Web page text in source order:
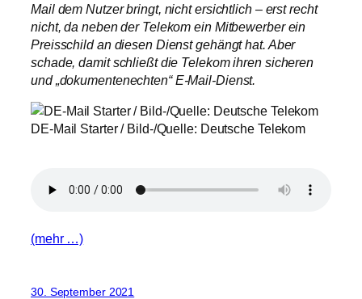
Mail dem Nutzer bringt, nicht ersichtlich – erst recht
nicht, da neben der Telekom ein Mitbewerber ein
Preisschild an diesen Dienst gehängt hat. Aber
schade, damit schließt die Telekom ihren sicheren
und „dokumentenechten“ E-Mail-Dienst.
DE-Mail Starter / Bild-/Quelle: Deutsche Telekom
(mehr …)
30. September 2021